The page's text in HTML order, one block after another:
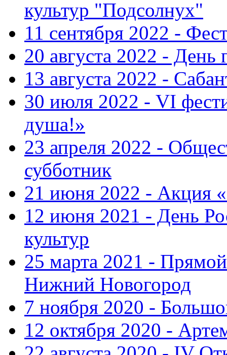
культур "Подсолнух"
11 сентября 2022 -
20 августа 2022 - День
13 августа 2022 -
30 июля 2022 - VI
душа!»
23 апреля 2022 -
субботник
21 июня 2022 - Акция
12 июня 2021 - День
культур
25 марта 2021 -
Нижний Новогород
7 ноября 2020 -
12 октября 2020 -